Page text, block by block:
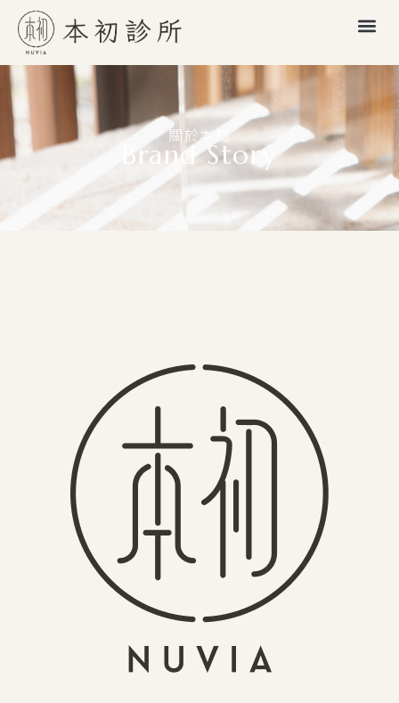
關於本初
Brand Story